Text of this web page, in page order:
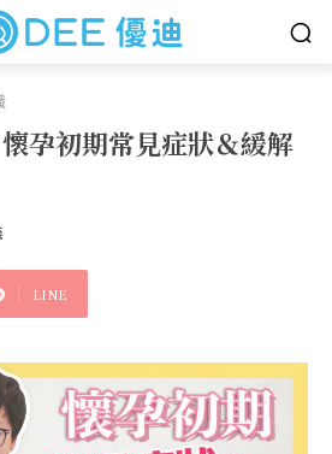
孕初期常見症狀＆緩解
LINE